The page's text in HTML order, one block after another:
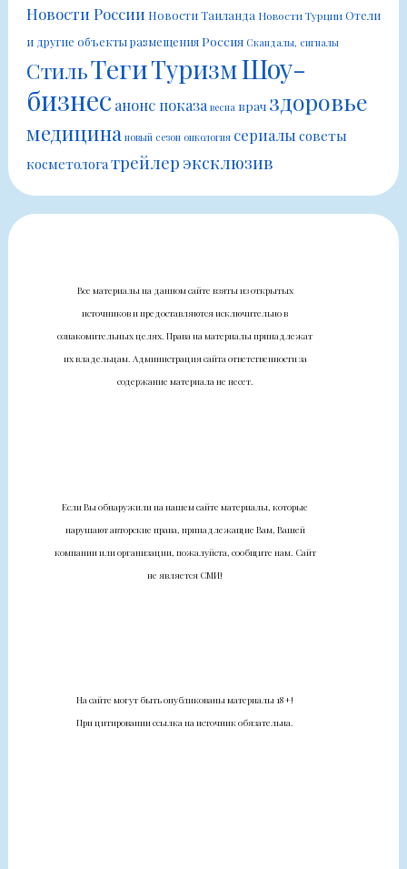
Новости России Новости Таиланда Новости ТурцииОтели
и другие объекты размещенияРоссия Скандалы, сигналы
СтильТегиТуризмШоу-
бизнес анонс показа весна врач здоровье
медицина новый сезон онкология сериалы советы
косметологатрейлер эксклюзив
Все материалы на данном сайте взяты из открытых
источников и предоставляются исключительно в
ознакомительных целях. Права на материалы принадлежат
их владельцам. Администрация сайта ответственности за
содержание материала не несет.
Если Вы обнаружили на нашем сайте материалы, которые
нарушают авторские права, принадлежащие Вам, Вашей
компании или организации, пожалуйста, сообщите нам. Сайт
не является СМИ!
На сайте могут быть опубликованы материалы 18+!
При цитировании ссылка на источник обязательна.